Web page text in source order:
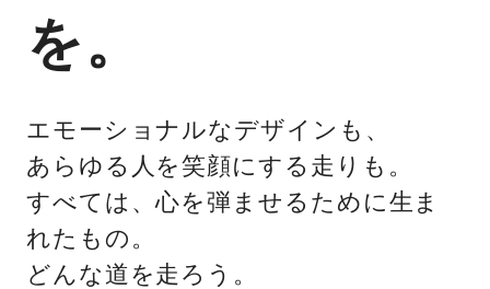
を。
エモーショナルなデザインも、
あらゆる人を笑顔にする走りも。
すべては、心を弾ませるために生ま
れたもの。
どんな道を走ろう。